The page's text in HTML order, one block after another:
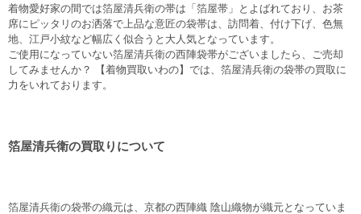
着物愛好家の間では箔屋清兵衛の帯は「箔屋帯」とよばれており、お茶
席にピッタリのお洒落で上品な意匠の袋帯は、訪問着、付け下げ、色無
地、江戸小紋など幅広く似合うと大人気となっています。
ご使用になっていない箔屋清兵衛の西陣袋帯がございましたら、ご売却
してみませんか？ 【着物買取いわの】では、箔屋清兵衛の袋帯の買取に
力をいれております。
箔屋清兵衛の買取りについて
箔屋清兵衛の袋帯の織元は、京都の西陣織 陰山織物が織元となっていま